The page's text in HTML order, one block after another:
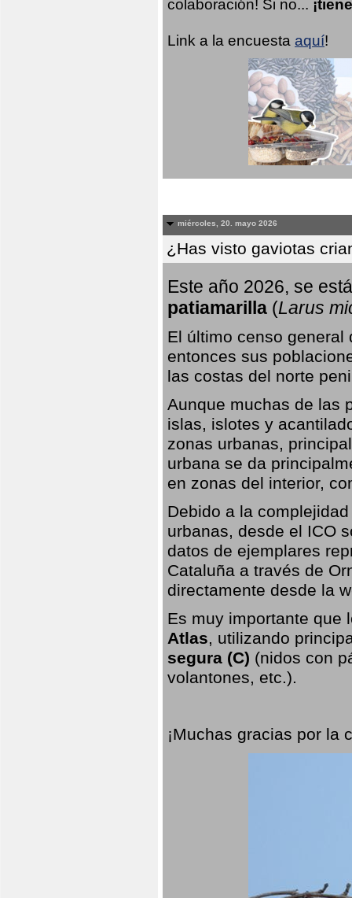
colaboración! Si no...
Link a la encuesta aquí!
miércoles, 20. mayo 2026
¿Has visto gaviotas
Este año 2026, se
patiamarilla (Larus
El último censo
entonces sus
las costas del norte
Aunque muchas de las
islas, islotes y
zonas urbanas,
urbana se da
en zonas del interior,
Debido a la
urbanas, desde el ICO
datos de ejemplares
Cataluña a través de
directamente desde la
Es muy importante que
Atlas, utilizando
segura (C) (nidos con
volantones, etc.).
¡Muchas gracias por la